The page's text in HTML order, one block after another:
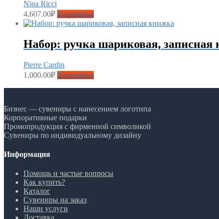
Nina Ricci
4,607.00₽ Подробнее
Набор: ручка шариковая, записная
Pierre Cardin
1,000.00₽ Подробнее
Бизнес — сувениры с нанесением логотипа
Корпоративные подарки
Промопродукция с фирменной символикой
Сувениры по индивидуальному дизайну
Информация
Помощь и частые вопросы
Как купить?
Каталог
Сувениры на заказ
Наши услуги